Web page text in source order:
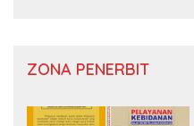
ZONA PENERBIT